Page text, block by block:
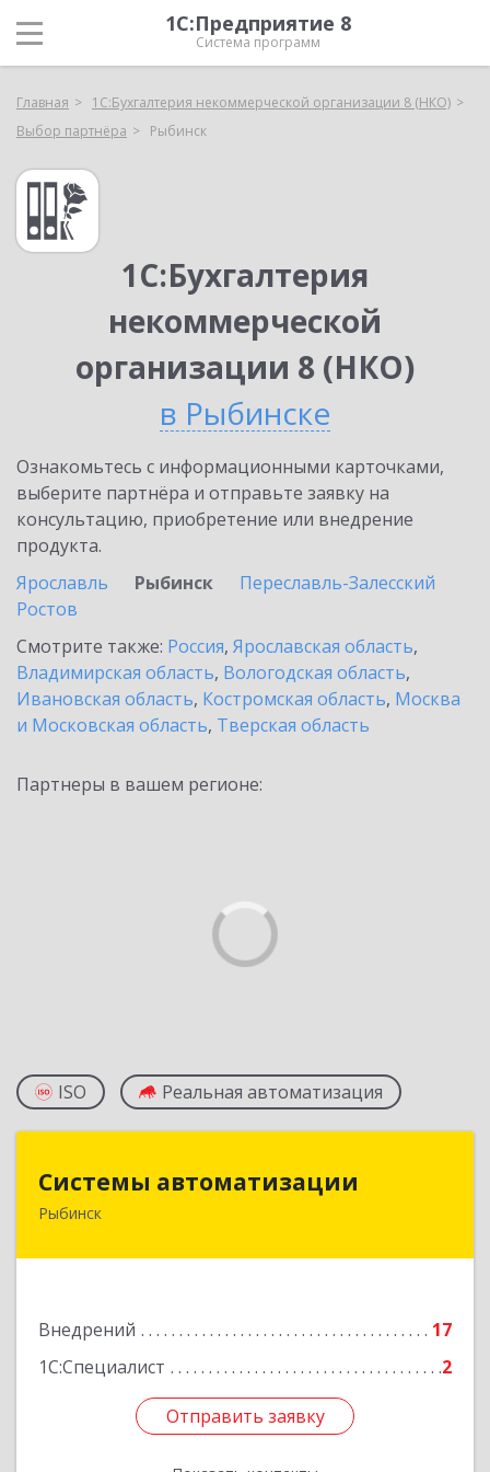
1С:Предприятие 8
Система программ
Главная
1С:Бухгалтерия некоммерческой организации 8 (НКО)
Выбор партнёра
Рыбинск
1С:Бухгалтерия
некоммерческой
организации 8 (НКО)
в Рыбинске
Ознакомьтесь с информационными карточками,
выберите партнёра и отправьте заявку на
консультацию, приобретение или внедрение
продукта.
Ярославль
Рыбинск
Переславль-Залесский
Ростов
Смотрите также: Россия, Ярославская область,
Владимирская область, Вологодская область,
Ивановская область, Костромская область, Москва
и Московская область, Тверская область
Партнеры в вашем регионе:
ISO Реальная автоматизация
Системы автоматизации
Рыбинск
Внедрений
17
1С:Специалист
2
Отправить заявку
152934, Ярославская обл, Рыбинский р-н,
Отправить заявку